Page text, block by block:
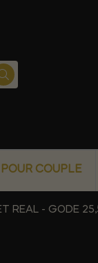
POUR COUPLE
REAL - GODE